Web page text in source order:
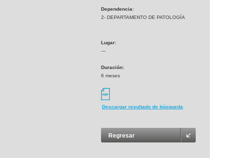
Dependencia:
2- DEPARTAMENTO DE PATOLOGÍA
Lugar:
---
Duración:
6 meses
Descargar resultado de búsqueda
Regresar